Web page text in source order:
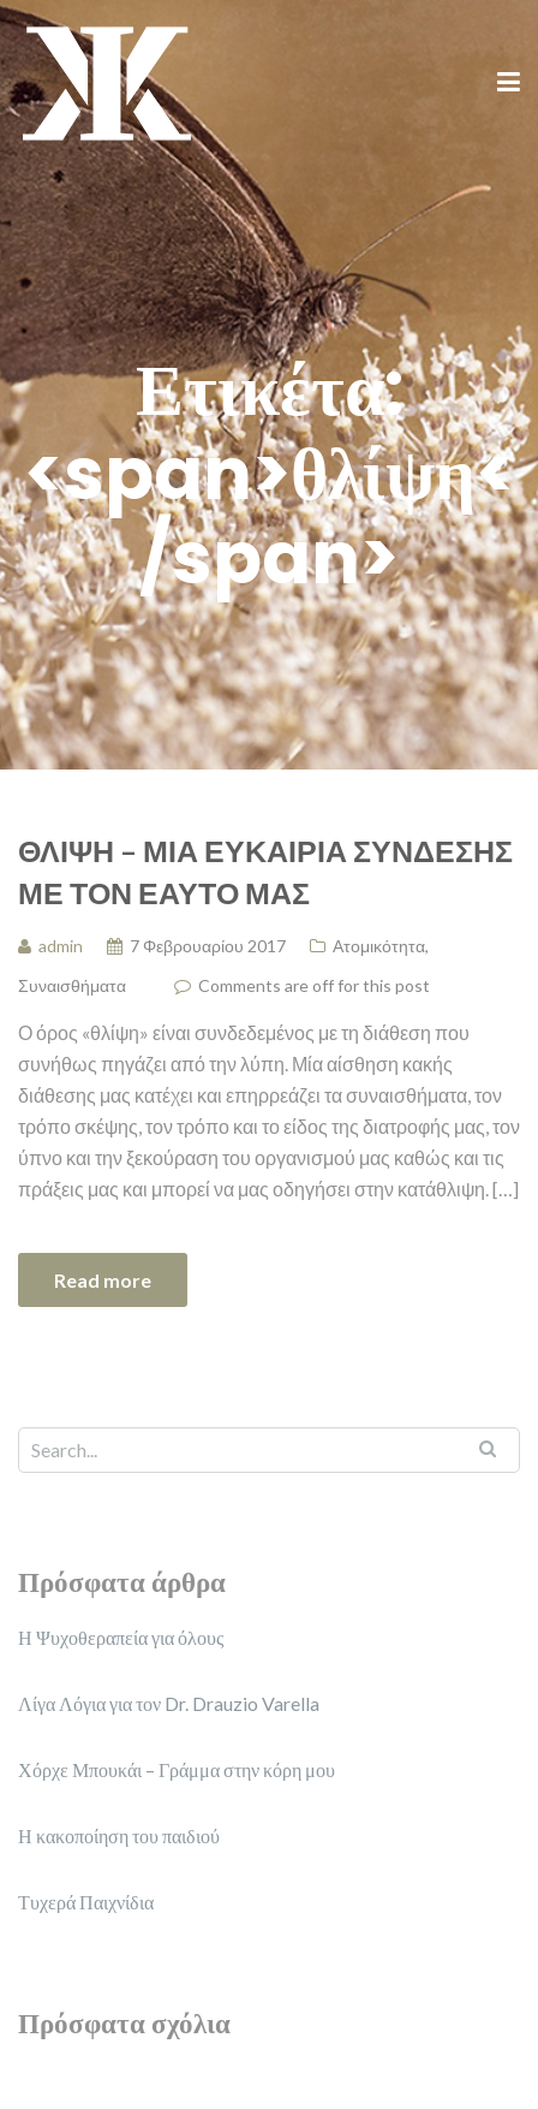
Ετικέτα:
<span>θλίψη<
/span>
ΘΛΊΨΗ – ΜΙΑ ΕΥΚΑΙΡΊΑ ΣΎΝΔΕΣΗΣ
ΜΕ ΤΟΝ ΕΑΥΤΌ ΜΑΣ
admin 7 Φεβρουαρίου 2017 Ατομικότητα,
Συναισθήματα
Comments are off for this post
Ο όρος «θλίψη» είναι συνδεδεμένος με τη διάθεση που
συνήθως πηγάζει από την λύπη. Μία αίσθηση κακής
διάθεσης μας κατέχει και επηρρεάζει τα συναισθήματα, τον
τρόπο σκέψης, τον τρόπο και το είδος της διατροφής μας, τον
ύπνο και την ξεκούραση του οργανισμού μας καθώς και τις
πράξεις μας και μπορεί να μας οδηγήσει στην κατάθλιψη. […]
Read more
Πρόσφατα άρθρα
Η Ψυχοθεραπεία για όλους
Λίγα Λόγια για τον Dr. Drauzio Varella
Χόρχε Μπουκάι – Γράμμα στην κόρη μου
Η κακοποίηση του παιδιού
Τυχερά Παιχνίδια
Πρόσφατα σχόλια